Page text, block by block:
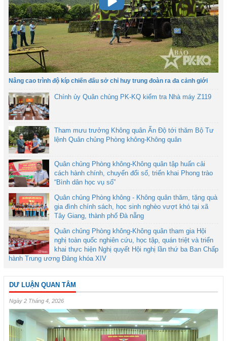
Nâng cao trình độ kíp chiến đấu sở chỉ huy trung đoàn ra đa cảnh giới
Chính ủy Quân chủng PK-KQ kiểm tra Nhà máy Z119
Tham mưu trưởng Không quân Ấn Độ tới thăm Bộ Tư
lệnh Quân chủng Phòng không-Không quân
Quân chủng Phòng không-Không quân tập huấn cải
cách hành chính, chuyển đổi số, triển khai Phong trào
“Bình dân học vụ số”
Quân chủng Phòng không - Không quân thăm, tặng quà
gia đình chính sách, học sinh nghèo vượt khó tại xã
Tây Giang, thành phố Đà nẵng
Quân chủng Phòng không-Không quân tham gia Hội
nghị toàn quốc nghiên cứu, học tập, quán triệt và triển
khai thực hiện Nghị quyết Hội nghị lần thứ ba Ban Chấp
hành Trung ương Đảng khóa XIV
DƯ LUẬN QUAN TÂM
Ngày 2 Tháng 4, 2026